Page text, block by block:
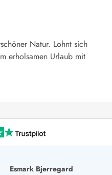
Natur. Lohnt sich
erholsamen Urlaub mit
Esmark Bjerregard